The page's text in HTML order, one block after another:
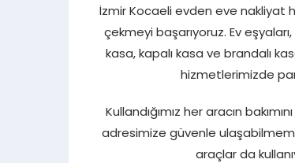
İzmir Kocaeli evden eve nakliyat
çekmeyi başarıyoruz. Ev
kasa, kapalı kasa ve brandalı
hizmetlerimizde
Kullandığımız her aracın
adresimize güvenle
araçlar da